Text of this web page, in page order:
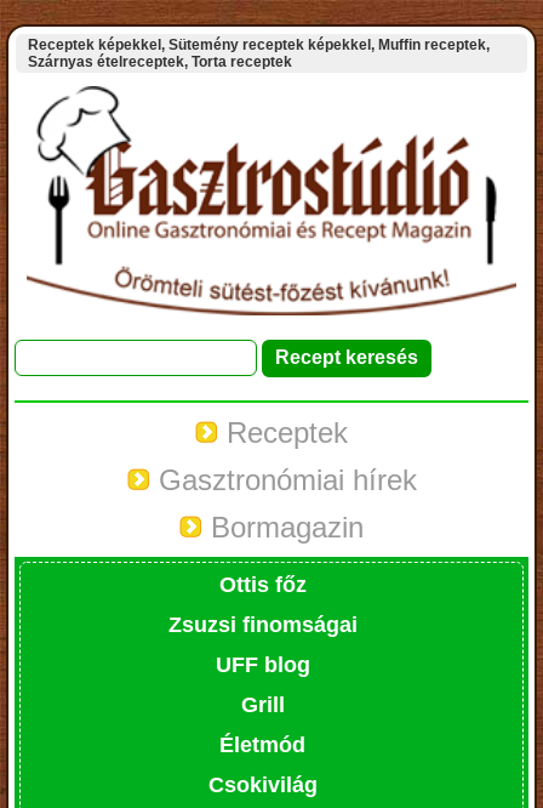
Receptek képekkel, Sütemény receptek képekkel, Muffin receptek,
Szárnyas ételreceptek, Torta receptek
Receptek
Gasztronómiai hírek
Bormagazin
Ottis főz
Zsuzsi finomságai
UFF blog
Grill
Életmód
Csokivilág